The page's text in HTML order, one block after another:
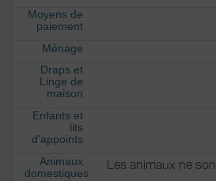
Moyens de
paiement
Ménage
Draps et
Linge de
maison
Enfants et
lits
d'appoints
Animaux
domestiques
Les animaux ne